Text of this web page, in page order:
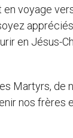
voyage
en Jésus-
Martyrs, de
nos frères